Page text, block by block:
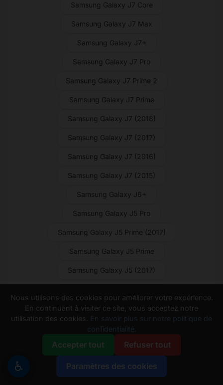
Samsung Galaxy J7 Core
Samsung Galaxy J7 Max
Samsung Galaxy J7+
Samsung Galaxy J7 Pro
Samsung Galaxy J7 Prime 2
Samsung Galaxy J7 Prime
Samsung Galaxy J7 (2018)
Samsung Galaxy J7 (2017)
Samsung Galaxy J7 (2016)
Samsung Galaxy J7 (2015)
Samsung Galaxy J6+
Samsung Galaxy J5 Pro
Samsung Galaxy J5 Prime (2017)
Samsung Galaxy J5 Prime
Samsung Galaxy J5 (2017)
Samsung Galaxy J5 (2015)
Samsung Galaxy J4 Core
Samsung Galaxy J4+
Samsung Galaxy J3 V (2018)
♿
Nous utilisons des cookies pour améliorer votre expérience.
En continuant à visiter ce site, vous acceptez notre
utilisation des cookies.
En savoir plus sur notre politique de
confidentialité.
Accepter tout Refuser tout
Paramètres des cookies